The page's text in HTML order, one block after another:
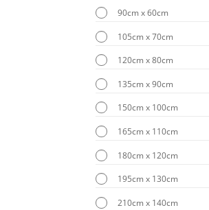
90cm x 60cm
105cm x 70cm
120cm x 80cm
135cm x 90cm
150cm x 100cm
165cm x 110cm
180cm x 120cm
195cm x 130cm
210cm x 140cm